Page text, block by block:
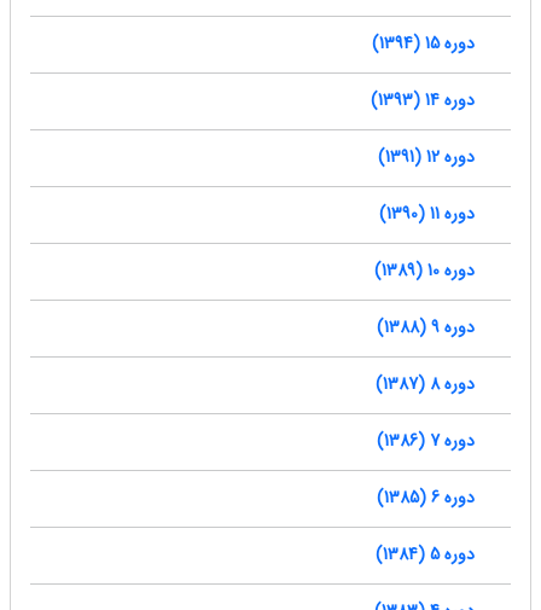
دوره 15 (1394)
دوره 14 (1393)
دوره 12 (1391)
دوره 11 (1390)
دوره 10 (1389)
دوره 9 (1388)
دوره 8 (1387)
دوره 7 (1386)
دوره 6 (1385)
دوره 5 (1384)